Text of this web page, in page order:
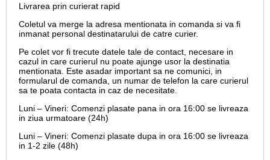
Livrarea prin curierat rapid
Coletul va merge la adresa mentionata in comanda si va fi
inmanat personal destinatarului de catre curier.
Pe colet vor fi trecute datele tale de contact, necesare in
cazul in care curierul nu poate ajunge usor la destinatia
mentionata. Este asadar important sa ne comunici, in
formularul de comanda, un numar de telefon la care curierul
sa te poata contacta in caz de necesitate.
Luni – Vineri: Comenzi plasate pana in ora 16:00 se livreaza
in ziua urmatoare (24h)
Luni – Vineri: Comenzi plasate dupa in ora 16:00 se livreaza
in 1-2 zile (48h)